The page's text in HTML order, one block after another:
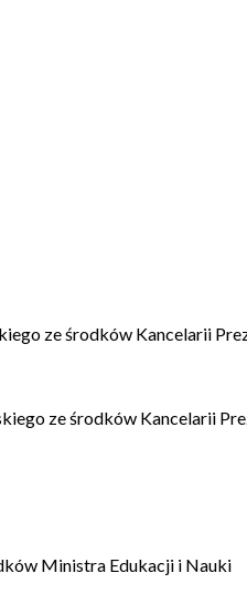
ze środków Kancelarii
ze środków Kancelarii
Ministra Edukacji i Nauki